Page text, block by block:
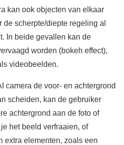
kan ook objecten van elkaar
scherpte/diepte regeling al
In beide gevallen kan de
worden (bokeh effect),
videobeelden.
camera de voor- en achtergrond
scheiden, kan de gebruiker
achtergrond aan de foto of
het beeld verfraaien, of
extra elementen, zoals een